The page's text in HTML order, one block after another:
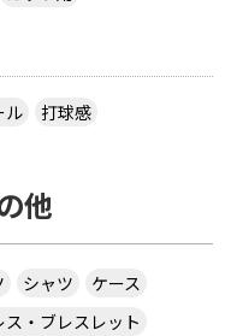
ル 打球感
他
シャツ
ケース
ス・ブレスレット